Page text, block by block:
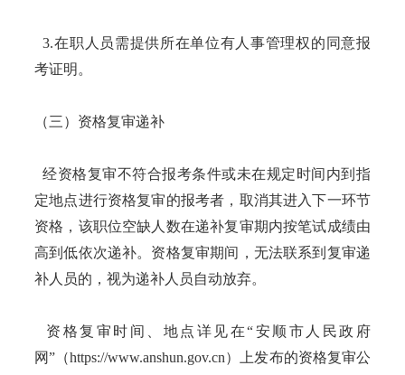
3.在职人员需提供所在单位有人事管理权的同意报
考证明。
（三）资格复审递补
经资格复审不符合报考条件或未在规定时间内到指
定地点进行资格复审的报考者，取消其进入下一环节
资格，该职位空缺人数在递补复审期内按笔试成绩由
高到低依次递补。资格复审期间，无法联系到复审递
补人员的，视为递补人员自动放弃。
资格复审时间、地点详见在“安顺市人民政府
网”（https://www.anshun.gov.cn）上发布的资格复审公